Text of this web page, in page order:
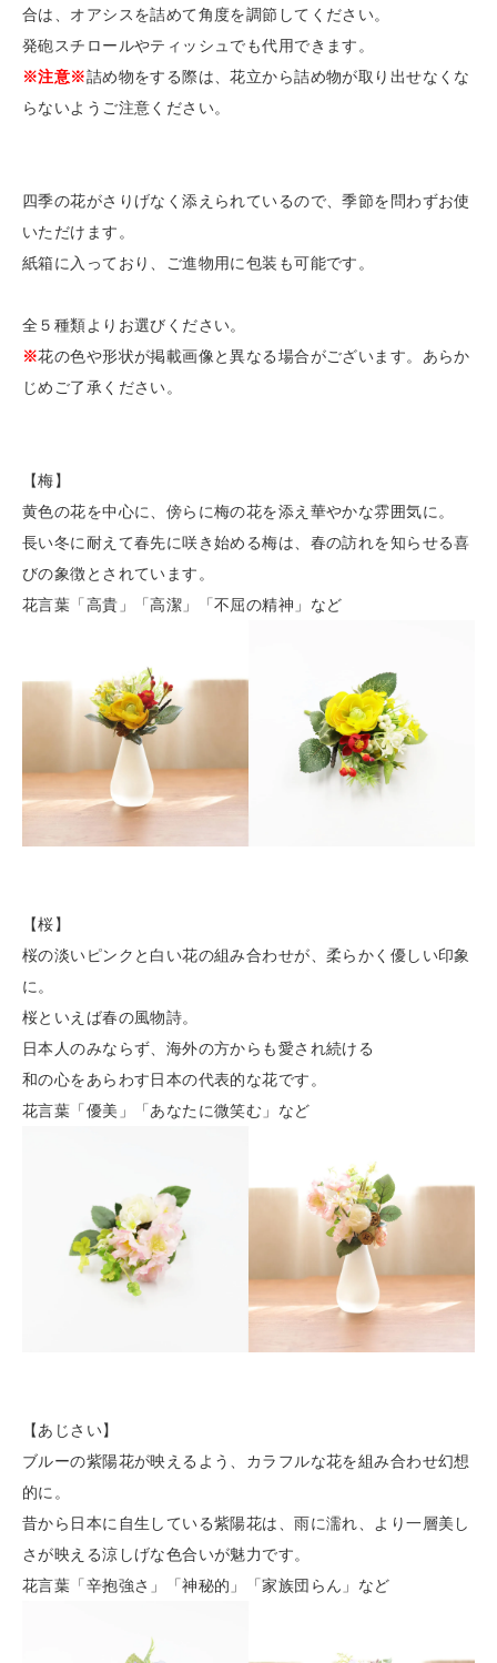
合は、オアシスを詰めて角度を調節してください。
発砲スチロールやティッシュでも代用できます。
※注意※詰め物をする際は、花立から詰め物が取り出せなくな
らないようご注意ください。
四季の花がさりげなく添えられているので、季節を問わずお使
いただけます。
紙箱に入っており、ご進物用に包装も可能です。
全５種類よりお選びください。
※花の色や形状が掲載画像と異なる場合がございます。あらか
じめご了承ください。
【梅】
黄色の花を中心に、傍らに梅の花を添え華やかな雰囲気に。
長い冬に耐えて春先に咲き始める梅は、春の訪れを知らせる喜
びの象徴とされています。
花言葉「高貴」「高潔」「不屈の精神」など
【桜】
桜の淡いピンクと白い花の組み合わせが、柔らかく優しい印象
に。
桜といえば春の風物詩。
日本人のみならず、海外の方からも愛され続ける
和の心をあらわす日本の代表的な花です。
花言葉「優美」「あなたに微笑む」など
【あじさい】
ブルーの紫陽花が映えるよう、カラフルな花を組み合わせ幻想
的に。
昔から日本に自生している紫陽花は、雨に濡れ、より一層美し
さが映える涼しげな色合いが魅力です。
花言葉「辛抱強さ」「神秘的」「家族団らん」など